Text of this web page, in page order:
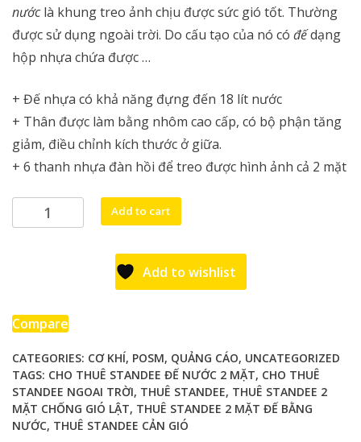
nướclà khung treo ảnh chịu được sức gió tốt. Thường
được sử dụng ngoài trời. Do cấu tạo của nó có đếdạng
hộp nhựa chứa được …
+ Đế nhựa có khả năng đựng đến 18 lít nước
+ Thân được làm bằng nhôm cao cấp, có bộ phận tăng
giảm, điều chỉnh kích thước ở giữa.
+ 6 thanh nhựa đàn hồi để treo được hình ảnh cả 2 mặt
Standee
2
quantity
Add to cart
Add to wishlist
Compare
CATEGORIES: CƠ KHÍ, POSM, QUẢNG CÁO, UNCATEGORIZED
TAGS: CHO THUÊ STANDEE ĐẾ NƯỚC 2 MẶT, CHO THUÊ
STANDEE NGOAI TRỜI, THUÊ STANDEE, THUÊ STANDEE 2
MẶT CHỐNG GIÓ LẬT, THUÊ STANDEE 2 MẶT ĐẾ BẰNG
NƯỚC, THUÊ STANDEE CẢN GIÓ